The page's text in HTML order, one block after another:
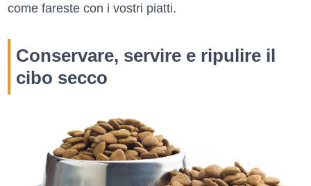
come fareste con i vostri piatti.
Conservare, servire e ripulire il
cibo secco